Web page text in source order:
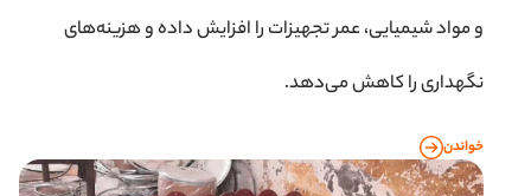
و مواد شیمیایی، عمر تجهیزات را افزایش داده و هزینه‌های
نگهداری را کاهش می‌دهد.
خواندن